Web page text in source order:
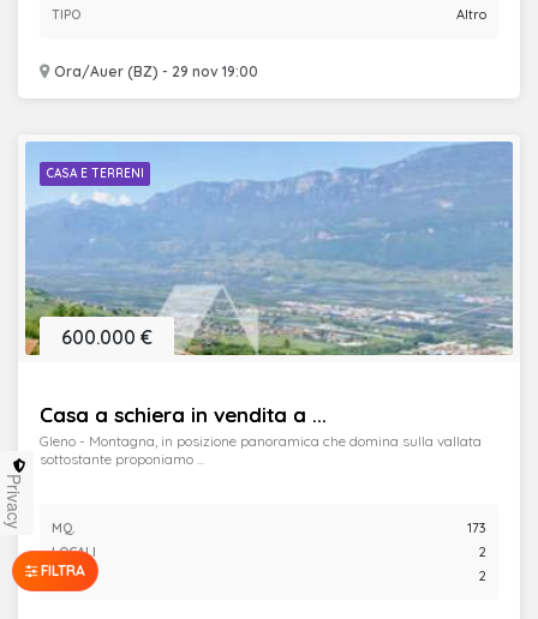
Ora/Auer (BZ) - 29 nov 19:00
TIPO
Altro
CASA E TERRENI
Casa a schiera in vendita a ...
600.000 €
Gleno - Montagna, in posizione panoramica che domina sulla vallata
sottostante proponiamo ...
MQ.
173
LOCALI
2
BAGNI
2
FILTRA
Privacy